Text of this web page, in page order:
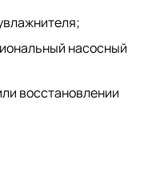
насосный
восстановлении